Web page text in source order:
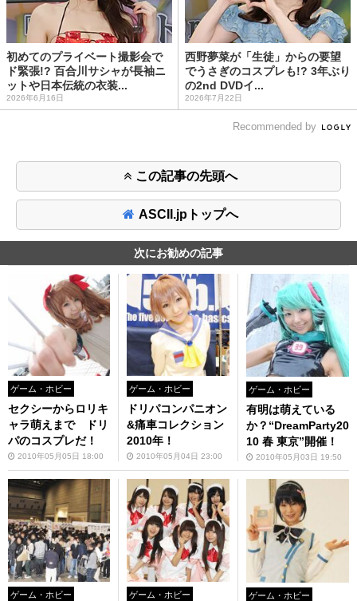
初めてのプライベート撮影会で
ド緊張!? 百合川サシャが長袖ニ
ットや日本伝統の衣装...
2026年6月16日
西野夢菜が「生徒」からの要望
でうさぎのコスプレも!? 3年ぶり
の2nd DVDイ...
2026年7月22日
Recommended by
この記事の先頭へ
ASCII.jpトップへ
次にお勧めの記事
ゲーム・ホビー
セクシーからロリキ
ャラ萌えまで ドリ
パのコスプレだ！
2010年05月05日 18:00
ゲーム・ホビー
ドリパコンパニオン
&痛車コレクション
2010年！
2010年05月04日 23:00
ゲーム・ホビー
有明は萌えている
か？“DreamParty20
10 春 東京”開催！
2010年05月03日 19:50
ゲーム・ホビー ゲーム・ホビー ゲーム・ホビー